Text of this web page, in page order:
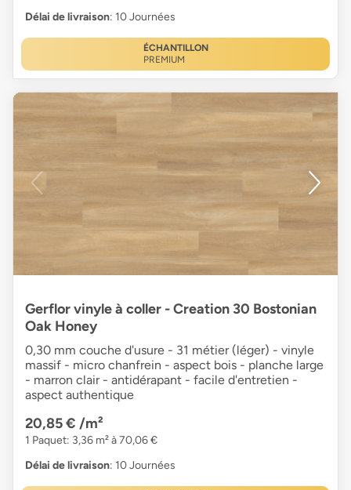
Délai de livraison: 10 Journées
ÉCHANTILLON
PREMIUM
Gerflor vinyle à coller - Creation 30 Bostonian
Oak Honey
0,30 mm couche d'usure - 31 métier (léger) - vinyle
massif - micro chanfrein - aspect bois - planche large
- marron clair - antidérapant - facile d'entretien -
aspect authentique
20,85 € /m²
1 Paquet: 3,36 m² à 70,06 €
Délai de livraison: 10 Journées